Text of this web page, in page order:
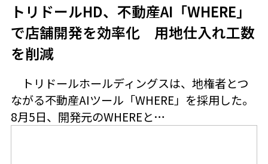
トリドールHD、不動産AI「WHERE」
で店舗開発を効率化 用地仕入れ工数
を削減
トリドールホールディングスは、地権者とつ
ながる不動産AIツール「WHERE」を採用した。
8月5日、開発元のWHEREと…